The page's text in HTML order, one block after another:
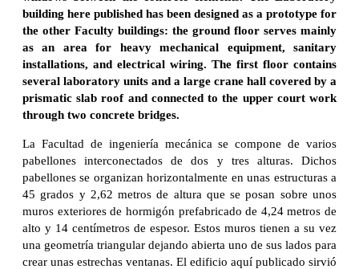
building here published has been designed as a prototype for
the other Faculty buildings: the ground floor serves mainly
as an area for heavy mechanical equipment, sanitary
installations, and electrical wiring. The first floor contains
several laboratory units and a large crane hall covered by a
prismatic slab roof and connected to the upper court work
through two concrete bridges.
La Facultad de ingeniería mecánica se compone de varios
pabellones interconectados de dos y tres alturas. Dichos
pabellones se organizan horizontalmente en unas estructuras a
45 grados y 2,62 metros de altura que se posan sobre unos
muros exteriores de hormigón prefabricado de 4,24 metros de
alto y 14 centímetros de espesor. Estos muros tienen a su vez
una geometría triangular dejando abierta uno de sus lados para
crear unas estrechas ventanas. El edificio aquí publicado sirvió